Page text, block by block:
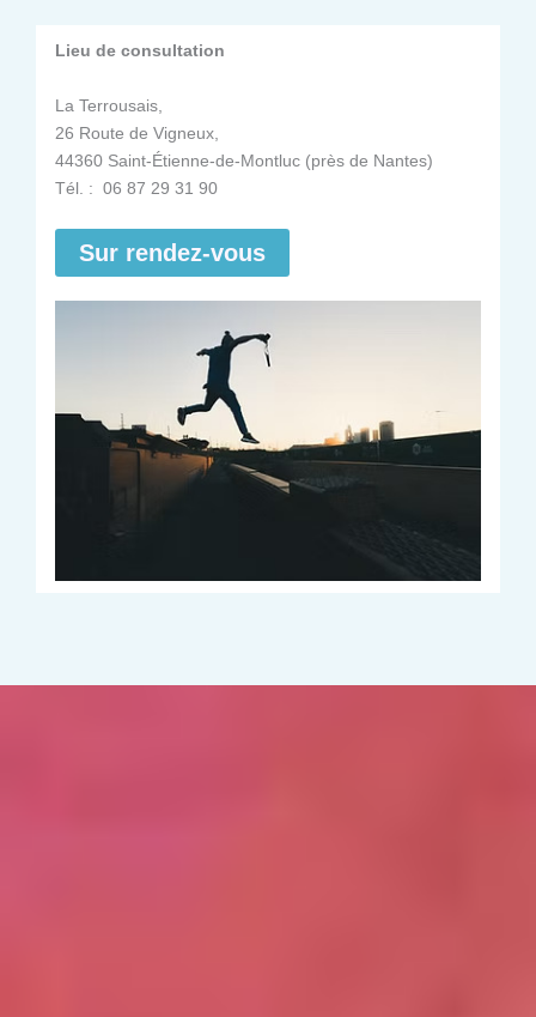
Lieu de consultation
La Terrousais,
26 Route de Vigneux,
44360 Saint-Étienne-de-Montluc (près de Nantes)
Tél. : 06 87 29 31 90
Sur rendez-vous